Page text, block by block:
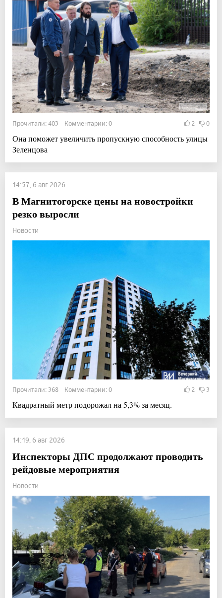
Прочитали: 403 Комментарии: 0 2 0
Она поможет увеличить пропускную способность улицы
Зеленцова
14:57, 6 авг 2026
В Магнитогорске цены на новостройки
резко выросли
Новости
Прочитали: 368 Комментарии: 0 2 3
Квадратный метр подорожал на 5,3% за месяц.
14:19, 6 авг 2026
Инспекторы ДПС продолжают проводить
рейдовые мероприятия
Новости